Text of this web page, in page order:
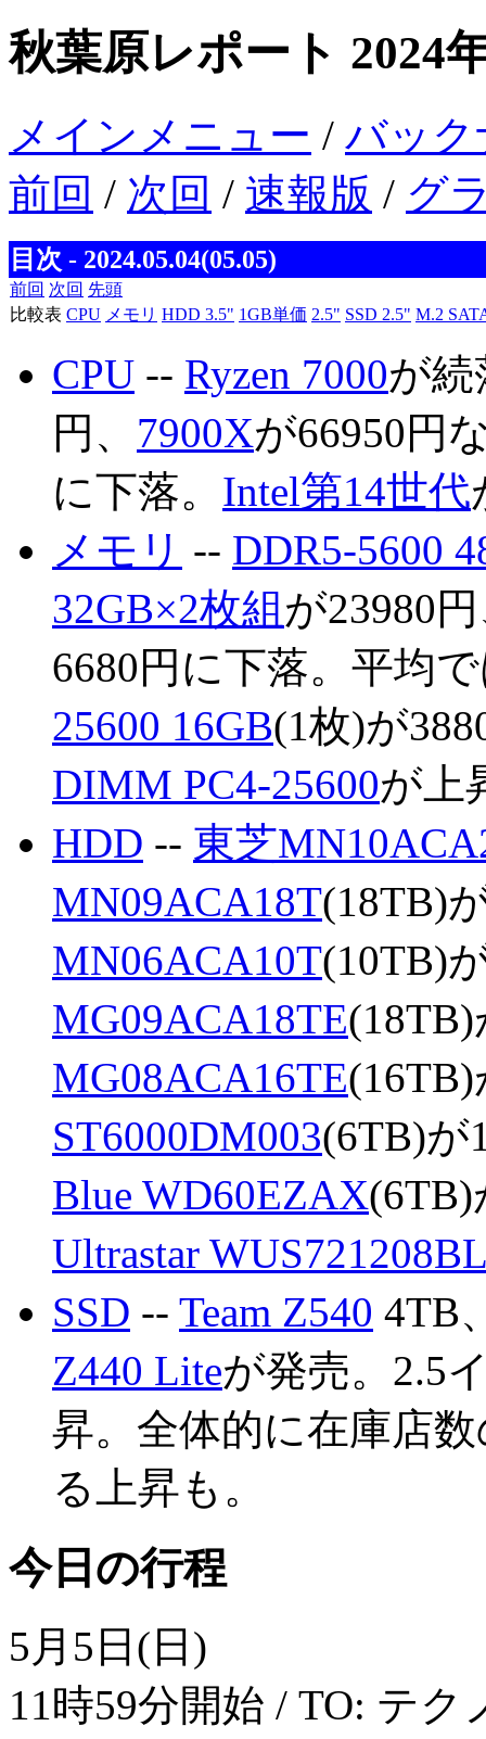
秋葉原レポート 2024
メインメニュー / バッ
前回 / 次回 / 速報版 / グ
目次 - 2024.05.04(05.05)
前回 次回 先頭
比較表 CPU メモリ HDD 3.5" 1GB単価 2.5" SSD 2.5" M.2
CPU -- Ryzen 7000が続
円、 7900Xが66950円
に下落。 Intel第14世代
メモリ -- DDR5-5600
32GB×2枚組が23980
6680円に下落。平均
25600 16GB(1枚)が
DIMM PC4-25600が上
HDD -- 東芝
MN09ACA18T(18TB)
MN06ACA10T(10TB)
MG09ACA18TE(18TB)
MG08ACA16TE(16TB)
ST6000DM003(6TB)が
Blue WD60EZAX(6TB)
Ultrastar
SSD -- Team Z540 4TB
Z440 Liteが発売。2.5
昇。全体的に在庫店
る上昇も。
今日の行程
5月5日(日)
11時59分開始 / TO: テ